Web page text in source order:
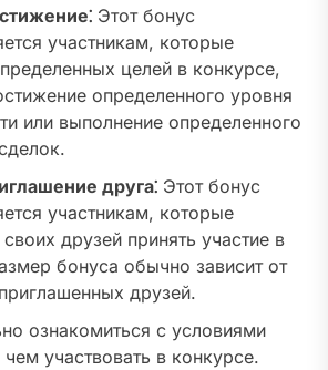
Этот бонус
участникам, которые
целей в конкурсе,
определенного уровня
или выполнение определенного
друга⁚ Этот бонус
участникам, которые
друзей принять участие в
бонуса обычно зависит от
друзей.
ознакомиться с условиями
участвовать в конкурсе.